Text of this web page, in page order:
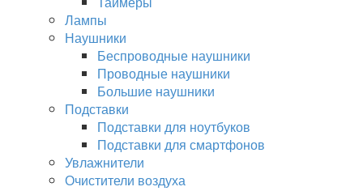
Лампы
Наушники
Беспроводные наушники
Проводные наушники
Большие наушники
Подставки
Подставки для ноутбуков
Подставки для смартфонов
Увлажнители
Очистители воздуха